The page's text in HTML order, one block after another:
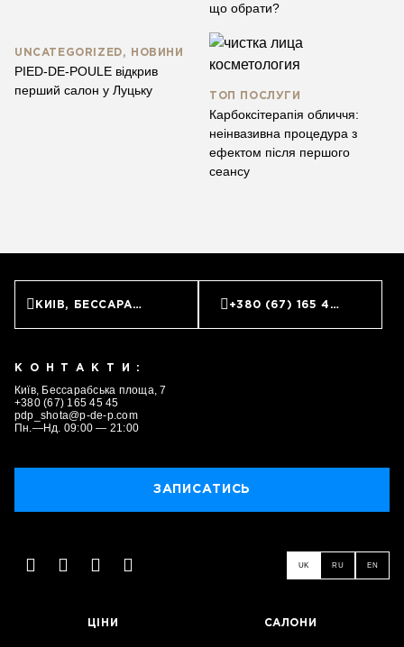
що обрати?
UNCATEGORIZED, НОВИНИ
PIED-DE-POULE відкрив
перший салон у Луцьку
ТОП ПОСЛУГИ
Карбоксітерапія обличчя:
неінвазивна процедура з
ефектом після першого
сеансу
КИЇВ, БЕССАРАБСЬКА ПЛОЩА, 7 +380 (67) 165 45 45
КОНТАКТИ:
Київ, Бессарабська площа, 7
+380 (67) 165 45 45
pdp_shota@p-de-p.com
Пн.—Нд. 09:00 — 21:00
ЗАПИСАТИСЬ
UK RU EN
ЦІНИ САЛОНИ